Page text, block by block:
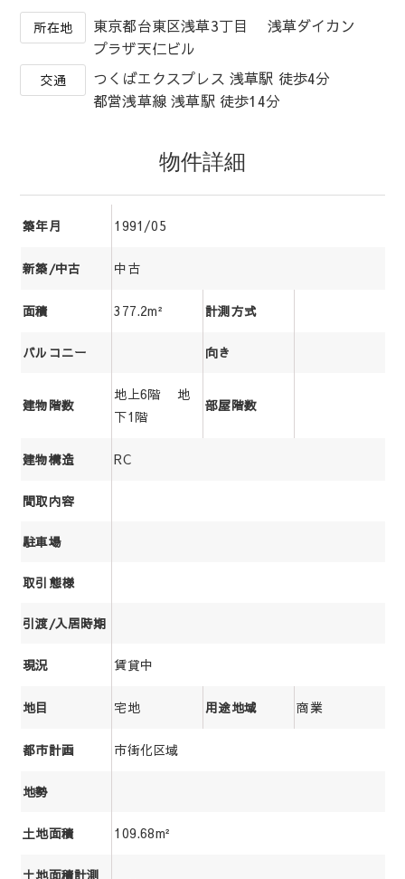
所在地
東京都台東区浅草3丁目 浅草ダイカン
プラザ天仁ビル
交通
つくばエクスプレス 浅草駅 徒歩4分
都営浅草線 浅草駅 徒歩14分
物件詳細
築年月 1991/05
新築/中古 中古
面積 377.2m² 計測方式
バルコニー 向き
建物階数
地上6階 地
下1階
部屋階数
建物構造 RC
間取内容
駐車場
取引態様
引渡/入居時期
現況 賃貸中
地目 宅地 用途地域 商業
都市計画 市街化区域
地勢
土地面積 109.68m²
土地面積計測